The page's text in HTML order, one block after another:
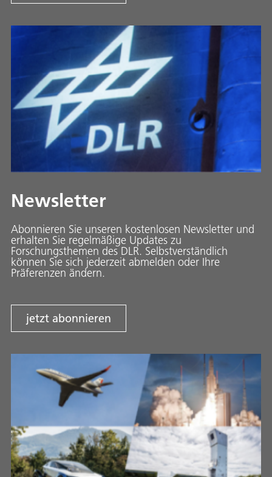
Newsletter
Abonnieren Sie unseren kostenlosen Newsletter und
erhalten Sie regelmäßige Updates zu
Forschungsthemen des DLR. Selbstverständlich
können Sie sich jederzeit abmelden oder Ihre
Präferenzen ändern.
jetzt abonnieren